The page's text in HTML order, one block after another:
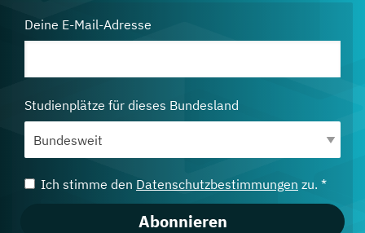
Deine E-Mail-Adresse
Studienplätze für dieses Bundesland
Ich stimme den Datenschutzbestimmungen zu. *
Abonnieren